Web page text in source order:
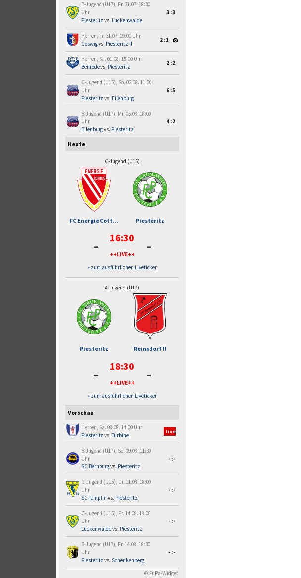
B-Jugend (U17), Fr. 31.07. 18:30
Uhr
Piesteritz vs. Luckenwalde
3:3
Herren, Fr. 31.07. 19:00 Uhr
Coswigvs. Piesteritz II
2:1
Herren, Sa. 01.08. 15:00 Uhr
Beilrodevs. Piesteritz
2:2
C-Jugend (U15), So. 02.08. 11:00
Uhr
Piesteritz vs. Eilenburg
6:5
B-Jugend (U17), Mi. 05.08. 18:00
Uhr
Eilenburgvs. Piesteritz
4:2
Heute
C-Jugend (U15)
FC Energie Cott... Piesteritz
- 16:30
++LIVE++ -
» zum ausführlichen Liveticker
A-Jugend (U19)
Piesteritz Reinsdorf II
- 18:30
++LIVE++ -
» zum ausführlichen Liveticker
Vorschau
Herren, Sa. 08.08. 14:00 Uhr
Piesteritz vs.Turbine
live
B-Jugend (U17), So. 09.08. 11:30
Uhr
SC Bernburgvs. Piesteritz
-:-
C-Jugend (U15), Di. 11.08. 18:00
Uhr
SC Templin vs. Piesteritz
-:-
C-Jugend (U15), Fr. 14.08. 18:00
Uhr
Luckenwaldevs. Piesteritz
-:-
B-Jugend (U17), Fr. 14.08. 18:30
Uhr
Piesteritz vs. Schenkenberg
-:-
© FuPa-Widget